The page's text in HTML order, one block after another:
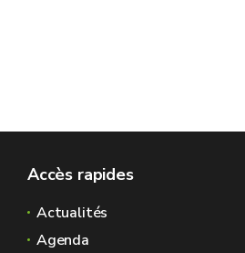
Accès rapides
Actualités
Agenda